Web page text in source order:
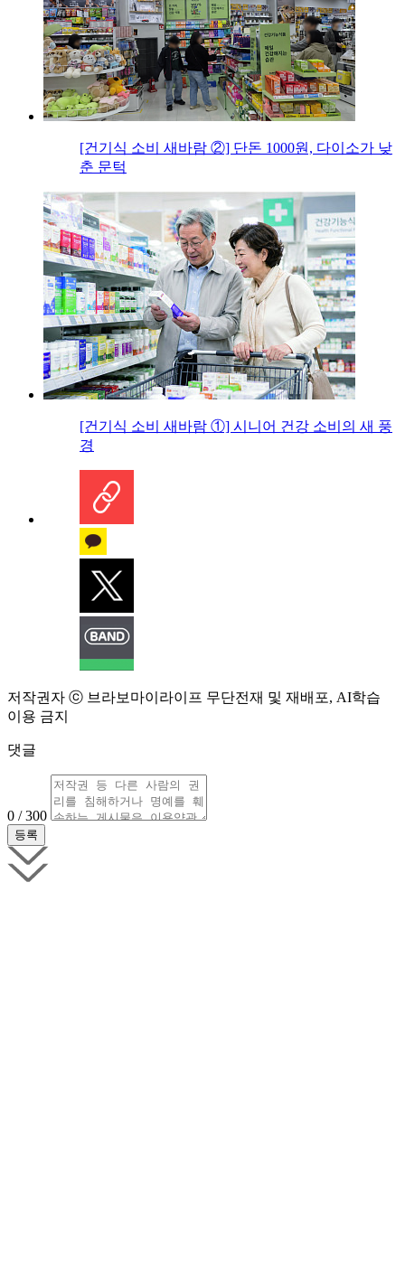
[건기식 소비 새바람 ②] 단돈 1000원, 다이소가 낮
춘 문턱
[건기식 소비 새바람 ①] 시니어 건강 소비의 새 풍
경
저작권자 ⓒ 브라보마이라이프 무단전재 및 재배포, AI학습
이용 금지
댓글
0 / 300